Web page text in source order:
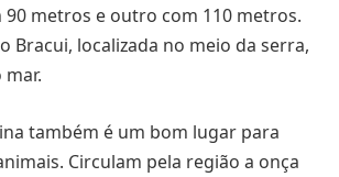
90 metros e outro com 110 metros.
Bracui, localizada no meio da serra,
também é um bom lugar para
Circulam pela região a onça